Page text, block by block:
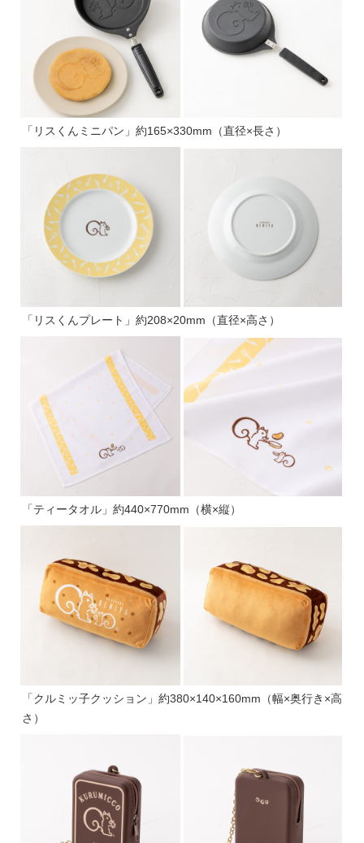
「リスくんミニパン」約165×330mm（直径×長さ）
「リスくんプレート」約208×20mm（直径×高さ）
「ティータオル」約440×770mm（横×縦）
「クルミッ子クッション」約380×140×160mm（幅×奥行き×高
さ）